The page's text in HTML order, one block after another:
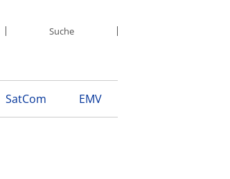
SatCom EMV